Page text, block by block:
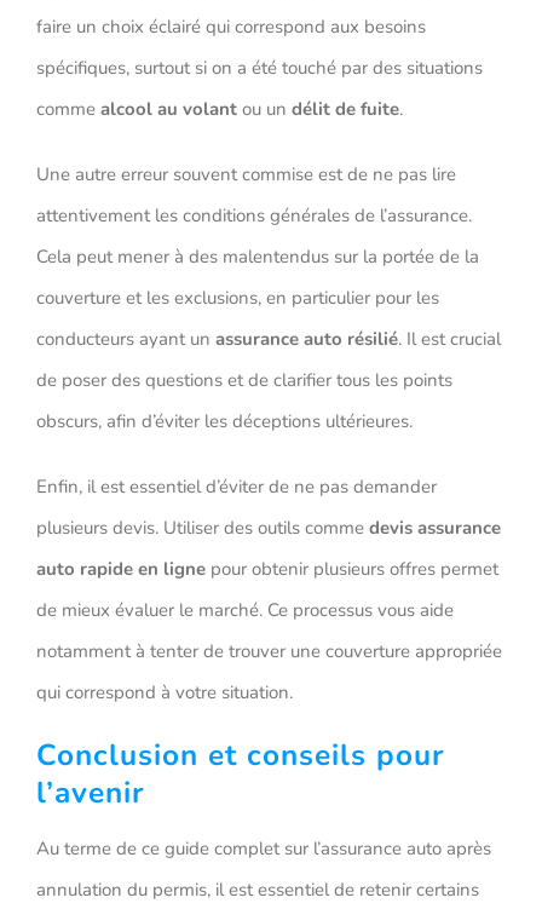
faire un choix éclairé qui correspond aux besoins
spécifiques, surtout si on a été touché par des situations
comme alcool au volantou un délit de fuite.
Une autre erreur souvent commise est de ne pas lire
attentivement les conditions générales de l’assurance.
Cela peut mener à des malentendus sur la portée de la
couverture et les exclusions, en particulier pour les
conducteurs ayant un assurance auto résilié. Il est crucial
de poser des questions et de clarifier tous les points
obscurs, afin d’éviter les déceptions ultérieures.
Enfin, il est essentiel d’éviter de ne pas demander
plusieurs devis. Utiliser des outils comme devis assurance
auto rapide en lignepour obtenir plusieurs offres permet
de mieux évaluer le marché. Ce processus vous aide
notamment à tenter de trouver une couverture appropriée
qui correspond à votre situation.
Conclusion et conseils pour
l’avenir
Au terme de ce guide complet sur l’assurance auto après
annulation du permis, il est essentiel de retenir certains